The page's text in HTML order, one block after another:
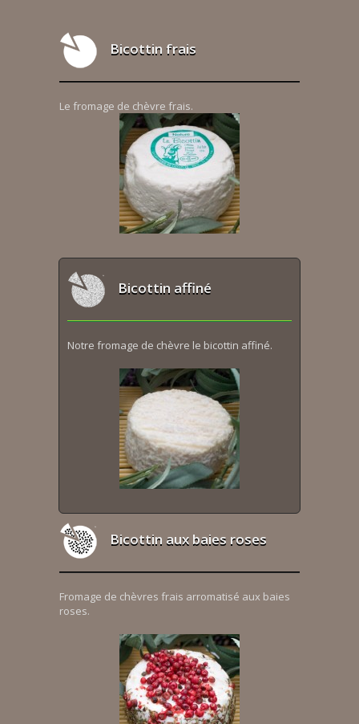
Bicottin frais
Le fromage de chèvre frais.
Bicottin affiné
Notre fromage de chèvre le bicottin affiné.
Bicottin aux baies roses
Fromage de chèvres frais arromatisé aux baies
roses.